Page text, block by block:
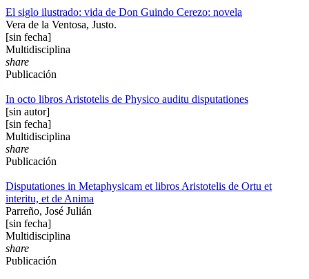
El siglo ilustrado: vida de Don Guindo Cerezo: novela
Vera de la Ventosa, Justo.
[sin fecha]
Multidisciplina
share
Publicación
In octo libros Aristotelis de Physico auditu disputationes
[sin autor]
[sin fecha]
Multidisciplina
share
Publicación
Disputationes in Metaphysicam et libros Aristotelis de Ortu et
interitu, et de Anima
Parreño, José Julián
[sin fecha]
Multidisciplina
share
Publicación